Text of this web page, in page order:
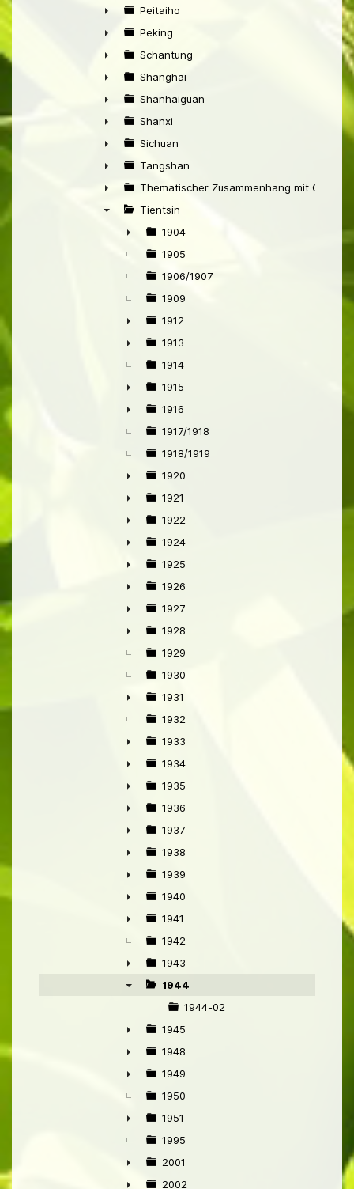
►
►
Peitaiho
►
Peking
►
Schantung
►
Shanghai
►
Shanhaiguan
►
Shanxi
►
Sichuan
►
Tangshan
►
Thematischer Zusammenhang mit China
Tientsin
►
1904
1905
1906/1907
1909
►
1912
►
1913
1914
►
1915
►
1916
1917/1918
1918/1919
►
1920
►
1921
►
1922
►
1924
►
1925
►
1926
►
1927
►
1928
1929
1930
►
1931
1932
►
1933
►
1934
►
1935
►
1936
►
1937
►
1938
►
1939
►
1940
►
1941
1942
►
1943
1944
1944-02
►
1945
►
1948
►
1949
1950
►
1951
1995
►
2001
2002